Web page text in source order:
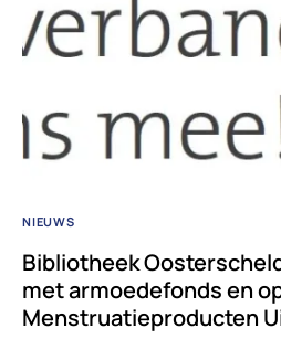
NIEUWS
Bibliotheek
met armoedefonds en
Menstruatieproducten